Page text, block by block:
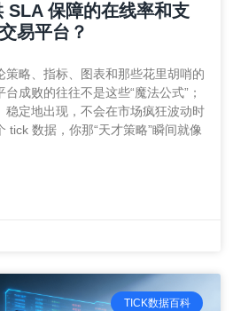
SLA 保障的在线率和支
易平台？
策略、指标、图表和那些花里胡哨的
成败的往往不是这些“魔法公式”；
稳定地出现，不会在市场疯狂波动时
tick 数据，你那“天才策略”瞬间就像
TICK数据百科